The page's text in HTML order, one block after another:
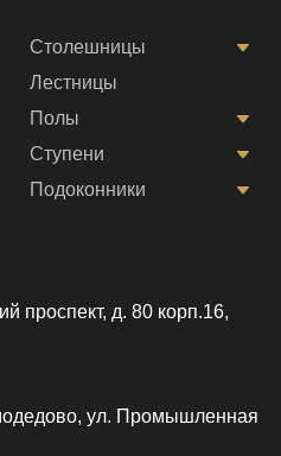
Столешницы
Лестницы
Полы
Ступени
Подоконники
проспект, д. 80 корп.16,
ул. Промышленная